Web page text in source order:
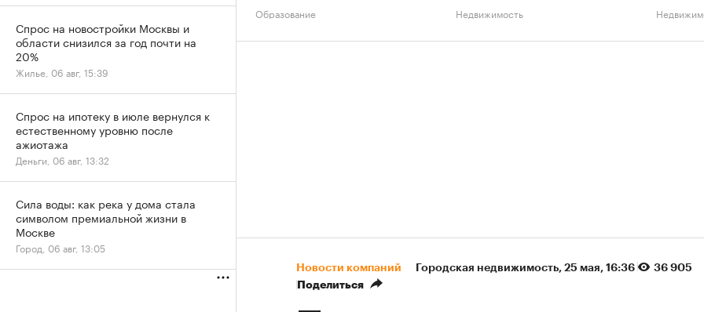
Образование Недвижимость
Новости компаний Городская недвижимость⁠, 25 мая, 16:36
36 905
Поделиться
Спрос на новостройки Москвы и
области снизился за год почти на
20%
Жилье, 06 авг, 15:39
Спрос на ипотеку в июле вернулся к
естественному уровню после
ажиотажа
Деньги, 06 авг, 13:32
Сила воды: как река у дома стала
символом премиальной жизни в
Москве
Город, 06 авг, 13:05